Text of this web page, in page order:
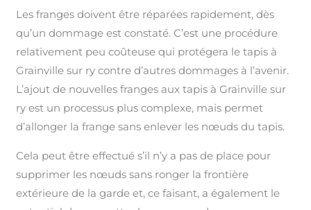
Les franges doivent être réparées rapidement, dès
qu’un dommage est constaté. C’est une procédure
relativement peu coûteuse qui protégera le tapis à
Grainville sur ry contre d’autres dommages à l’avenir.
L’ajout de nouvelles franges aux tapis à Grainville sur
ry est un processus plus complexe, mais permet
d’allonger la frange sans enlever les nœuds du tapis.
Cela peut être effectué s’il n’y a pas de place pour
supprimer les nœuds sans ronger la frontière
extérieure de la garde et, ce faisant, a également le